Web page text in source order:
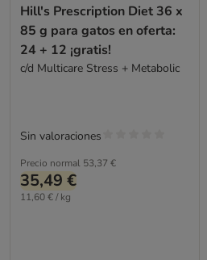
Hill's Prescription Diet 36 x
85 g para gatos en oferta:
24 + 12 ¡gratis!
c/d Multicare Stress + Metabolic
Precio normal 53,37 €
35,49 €
11,60 € / kg
Sin valoraciones